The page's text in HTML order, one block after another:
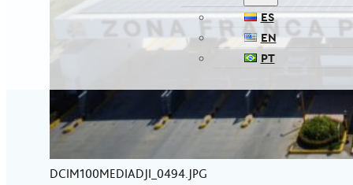
ES
EN
PT
DCIM100MEDIADJI_0494.JPG